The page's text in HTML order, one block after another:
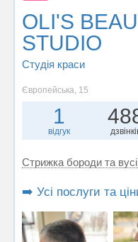
OLI'S
STUDIO
Студія краси
Європейська, 15
1
відгук
Стрижка бороди та
➡️ Усі послуги та